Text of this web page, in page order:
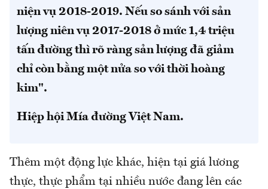
niện vụ 2018-2019. Nếu so sánh với sản
lượng niên vụ 2017-2018 ở mức 1,4 triệu
tấn đường thì rõ ràng sản lượng đã giảm
chỉ còn bằng một nửa so với thời hoàng
kim".
Hiệp hội Mía đường Việt Nam.
Thêm một động lực khác, hiện tại giá lương
thực, thực phẩm tại nhiều nước đang lên các